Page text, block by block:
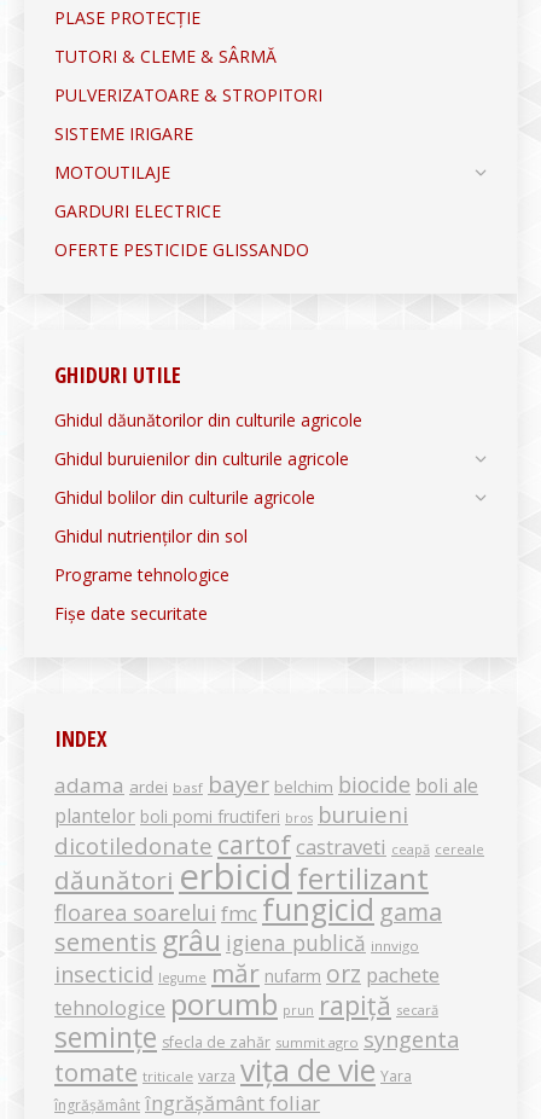
PLASE PROTECȚIE
TUTORI & CLEME & SÂRMĂ
PULVERIZATOARE & STROPITORI
SISTEME IRIGARE
MOTOUTILAJE
GARDURI ELECTRICE
OFERTE PESTICIDE GLISSANDO
GHIDURI UTILE
Ghidul dăunătorilor din culturile agricole
Ghidul buruienilor din culturile agricole
Ghidul bolilor din culturile agricole
Ghidul nutrienților din sol
Programe tehnologice
Fișe date securitate
INDEX
adama ardei basf bayer belchim biocide boli ale
plantelor boli pomi fructiferi bros buruieni
dicotiledonate cartof castraveti ceapă cereale
dăunători erbicid fertilizant
floarea soarelui fmc fungicid gama
sementis grâu igiena publică innvigo
insecticid legume măr nufarm orz pachete
tehnologice porumb prun rapiță secară
semințe sfecla de zahăr summit agro syngenta
tomate triticale varza vița de vie Yara
îngrășământ îngrășământ foliar